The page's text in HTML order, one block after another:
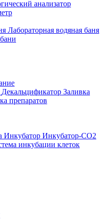
анализатор
Лабораторная водяная баня
Декальцификатор Заливка
препаратов
Инкубатор Инкубатор-СО2
инкубации клеток